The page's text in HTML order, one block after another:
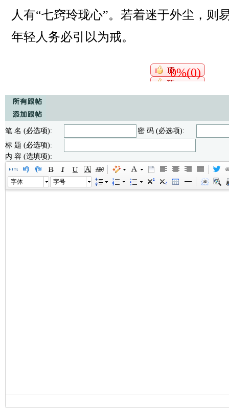
人有“七窍玲珑心”。若着迷于外尘，则
年轻人务必引以为戒。
0%(0)
笔 名 (必选项):
密 码 (必选项):
标 题 (必选项):
内 容 (选填项):
字体 字号